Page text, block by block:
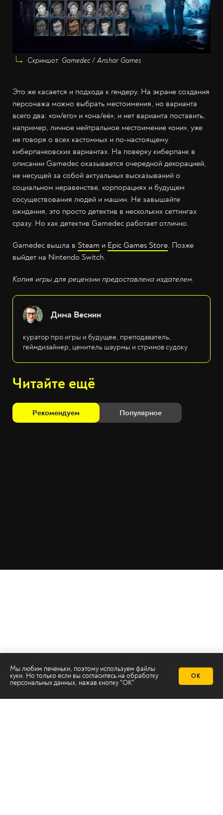
Скриншот: Gamedec / Anshar Games
Это же касается и подхода к гендеру. На экране создания
персонажа можно выбрать местоимения, но варианта
всего два: «он/его» и «она/её», и нет варианта поставить,
например, личное нейтральное местоимение «они», уже
не говоря о всех кастомных и по-настоящему
киберпанковских вариантах. На поверку киберпанк в
описании Gamedec оказывается очередной декорацией,
не несущей за собой актуальных высказываний о
социальном неравенстве, корпорациях и будущем
сосуществования людей и машин. Не завышайте
ожидания, это просто детектив в нескольких сеттингах
сразу. Но как детектив Gamedec работает отлично.
Gamedec вышла в Steam и Epic Games Store. Позже
выйдет на Nintendo Switch.
Копия игры для рецензии предоставлена издателем.
Дима Веснин
куратор про игры и будущее, преподаватель,
геймдизайнер, ценитель шаурмы и стримов судоку
Читайте ещё
Рекомендуем Популярное
Мы любим печеньки, поэтому используем файлы
куки. Но только если вы согласитесь на обработку
персональных данных, нажав кнопку "ОК"
ОК